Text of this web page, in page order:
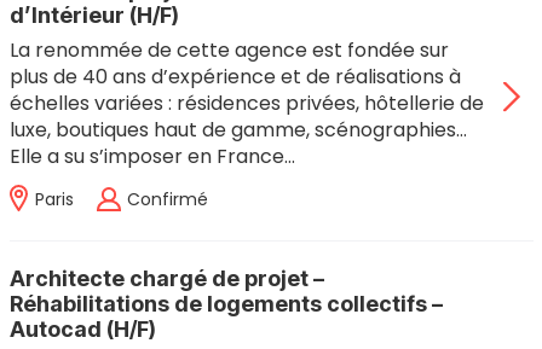
d’Intérieur (H/F)
La renommée de cette agence est fondée sur
plus de 40 ans d’expérience et de réalisations à
échelles variées : résidences privées, hôtellerie de
luxe, boutiques haut de gamme, scénographies…
Elle a su s’imposer en France…
Paris Confirmé
Architecte chargé de projet –
Réhabilitations de logements collectifs –
Autocad (H/F)